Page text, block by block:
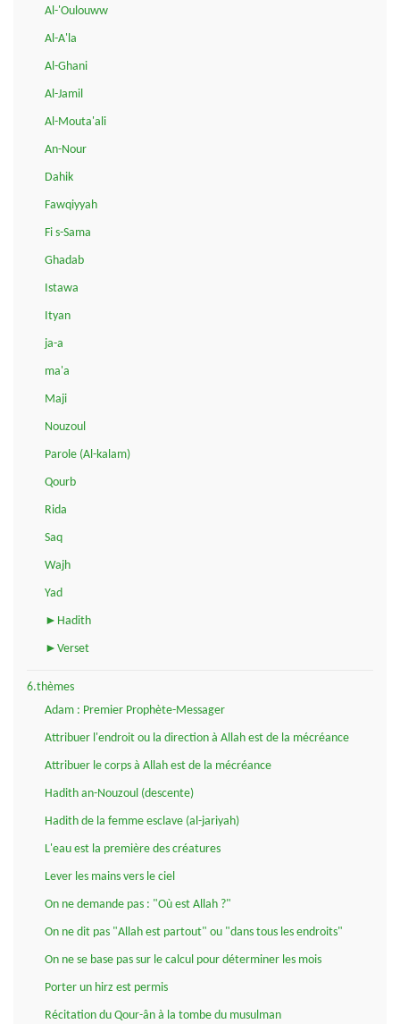
Al-'Oulouww
Al-A'la
Al-Ghani
Al-Jamil
Al-Mouta'ali
An-Nour
Dahik
Fawqiyyah
Fi s-Sama
Ghadab
Istawa
Ityan
ja-a
ma'a
Maji
Nouzoul
Parole (Al-kalam)
Qourb
Rida
Saq
Wajh
Yad
►Hadith
►Verset
6.thèmes
Adam : Premier Prophète-Messager
Attribuer l'endroit ou la direction à Allah est de la mécréance
Attribuer le corps à Allah est de la mécréance
Hadith an-Nouzoul (descente)
Hadith de la femme esclave (al-jariyah)
L'eau est la première des créatures
Lever les mains vers le ciel
On ne demande pas : "Où est Allah ?"
On ne dit pas "Allah est partout" ou "dans tous les endroits"
On ne se base pas sur le calcul pour déterminer les mois
Porter un hirz est permis
Récitation du Qour-ân à la tombe du musulman